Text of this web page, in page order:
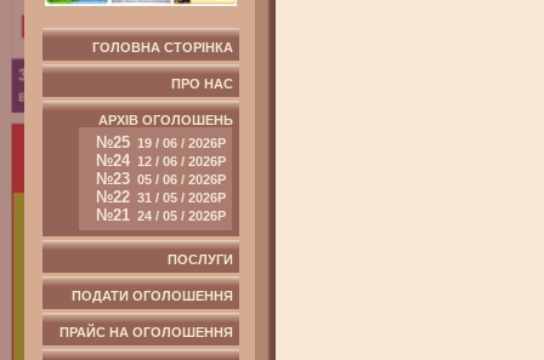
ГОЛОВНА СТОРІНКА
ПРО НАС
АРХІВ ОГОЛОШЕНЬ
№25 19 / 06 / 2026Р
№24 12 / 06 / 2026Р
№23 05 / 06 / 2026Р
№22 31 / 05 / 2026Р
№21 24 / 05 / 2026Р
ПОСЛУГИ
ПОДАТИ ОГОЛОШЕННЯ
ПРАЙС НА ОГОЛОШЕННЯ